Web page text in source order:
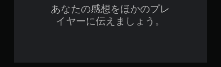
あなたの感想をほかのプレ
イヤーに伝えましょう。